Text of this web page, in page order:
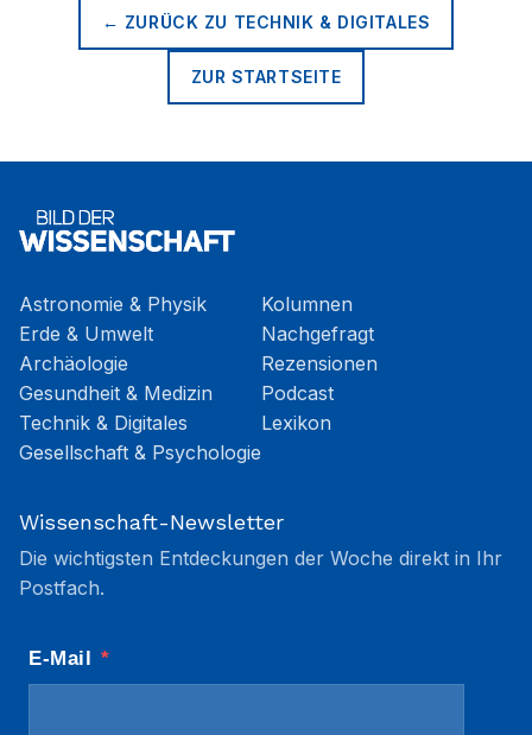
← ZURÜCK ZU TECHNIK & DIGITALES
ZUR STARTSEITE
Astronomie & Physik
Erde & Umwelt
Archäologie
Gesundheit & Medizin
Technik & Digitales
Gesellschaft & Psychologie
Kolumnen
Nachgefragt
Rezensionen
Podcast
Lexikon
Wissenschaft-Newsletter
Die wichtigsten Entdeckungen der Woche direkt in Ihr
Postfach.